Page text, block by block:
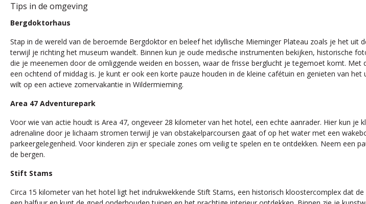
Tips in de omgeving
Bergdoktorhaus
Stap in de wereld van de beroemde Bergdoktor en beleef het idyllische Mieminger Plateau zoals je het
terwijl je richting het museum wandelt. Binnen kun je oude medische instrumenten bekijken, historische
die je meenemen door de omliggende weiden en bossen, waar de frisse berglucht je tegemoet komt.
een ochtend of middag is. Je kunt er ook een korte pauze houden in de kleine cafétuin en genieten van
wilt op een actieve zomervakantie in Wildermieming.
Area 47 Adventurepark
Voor wie van actie houdt is Area 47, ongeveer 28 kilometer van het hotel, een echte aanrader. Hier kun
adrenaline door je lichaam stromen terwijl je van obstakelparcoursen gaat of op het water met een
parkeergelegenheid. Voor kinderen zijn er speciale zones om veilig te spelen en te ontdekken. Neem
de bergen.
Stift Stams
Circa 15 kilometer van het hotel ligt het indrukwekkende Stift Stams, een historisch kloostercomplex dat